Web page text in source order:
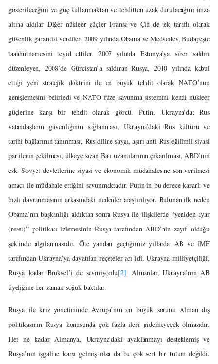
gösterileceğini ve güç kullanmaktan ve tehditten uzak durulacağını imza
altına aldılar Diğer nükleer güçler Fransa ve Çin de tek taraflı olarak
güvenlik garantisi verdiler. 2009 yılında Obama ve Medvedev, Budapeşte
taahhütnamesini teyid ettiler. 2007 yılında Estonya’ya siber saldırı
düzenleyen, 2008’de Gürcistan’a saldıran Rusya, 2010 yılında kabul
ettiği yeni stratejik doktrini ile en büyük tehdit olarak NATO’nun
genişlemesini belirledi ve NATO füze savunma sistemini kendi nükleer
güçlerine karşı bir tehdit olarak gördü. Putin, Ukrayna’da; Rus
vatandaşların güvenliğinin sağlanması, Ukrayna’daki Rus kültürü ve
tarihi bağlarının tanınması, Rus diline saygı, aşırı anti-Rus eğilimli siyasi
partilerin çekilmesi, ülkeye sızan Batı uzantılarının çıkarılması, ABD’nin
eski Sovyet devletlerine siyasi ve ekonomik müdahalesine son verilmesi
amacı ile müdahale ettiğini savunmaktadır. Putin’in bu derece kararlı ve
hızlı davranmasının arkasındaki nedenler araştırılıyor. Bulunan ilk neden
Obama’nın başkanlığı aldıktan sonra Rusya ile ilişkilerde “yeniden ayar
(reset)” politikası izlemesinin Rusya tarafından ABD’nin zayıf olduğu
şeklinde algılanmasıdır. Öte yandan geçtiğimiz yıllarda AB ve IMF
tarafından Ukrayna’ya dayatılan reçeteler acı idi. Ukrayna milliyetçiliği,
Rusya kadar Brüksel’i de sevmiyordu[2]. Almanlar, Ukrayna’nın AB
üyeliğine her zaman soğuk baktılar.
Rusya ile kriz yönetiminde Avrupa’nın en büyük sorunu Alman dış
politikasının Rusya konusunda çok fazla ileri gidemeyecek olmasıdır.
Her ne kadar Almanya, Ukrayna’daki ayaklanmayı desteklemiş ve
Rusya’nın işgaline karşı gelmiş olsa da bu çok sert bir tutum değildi.